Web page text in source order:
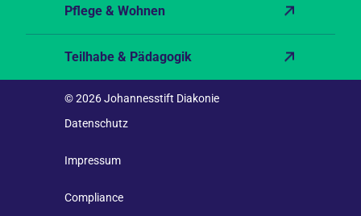
Pflege & Wohnen
Teilhabe & Pädagogik
© 2026 Johannesstift Diakonie
Datenschutz
Impressum
Compliance